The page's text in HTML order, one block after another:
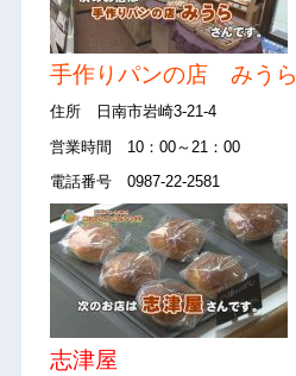
手作りパンの店 みうら
住所 日南市岩崎3-21-4
営業時間 10：00～21：00
電話番号 0987-22-2581
志津屋